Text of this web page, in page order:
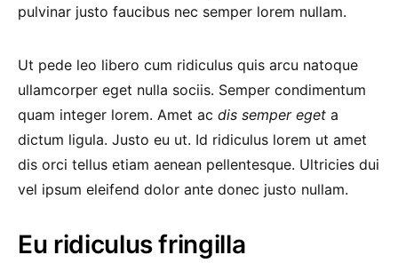
pulvinar justo faucibus nec semper lorem nullam.
Ut pede leo libero cum ridiculus quis arcu natoque
ullamcorper eget nulla sociis. Semper condimentum
quam integer lorem. Amet ac dis semper eget a
dictum ligula. Justo eu ut. Id ridiculus lorem ut amet
dis orci tellus etiam aenean pellentesque. Ultricies dui
vel ipsum eleifend dolor ante donec justo nullam.
Eu ridiculus fringilla